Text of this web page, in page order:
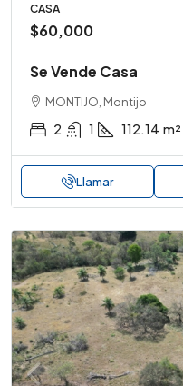
CASA
$60,000
Se Vende Casa
MONTIJO, Montijo
2 1 112.14 m²
Llamar